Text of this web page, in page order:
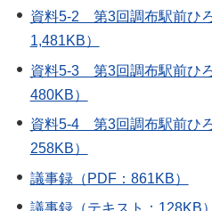
資料5-2 第3回調布駅前ひ
1,481KB）
資料5-3 第3回調布駅前ひ
480KB）
資料5-4 第3回調布駅前ひ
258KB）
議事録（PDF：861KB）
議事録（テキスト：128KB）